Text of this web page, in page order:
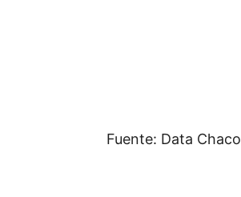
Fuente: Data Chaco